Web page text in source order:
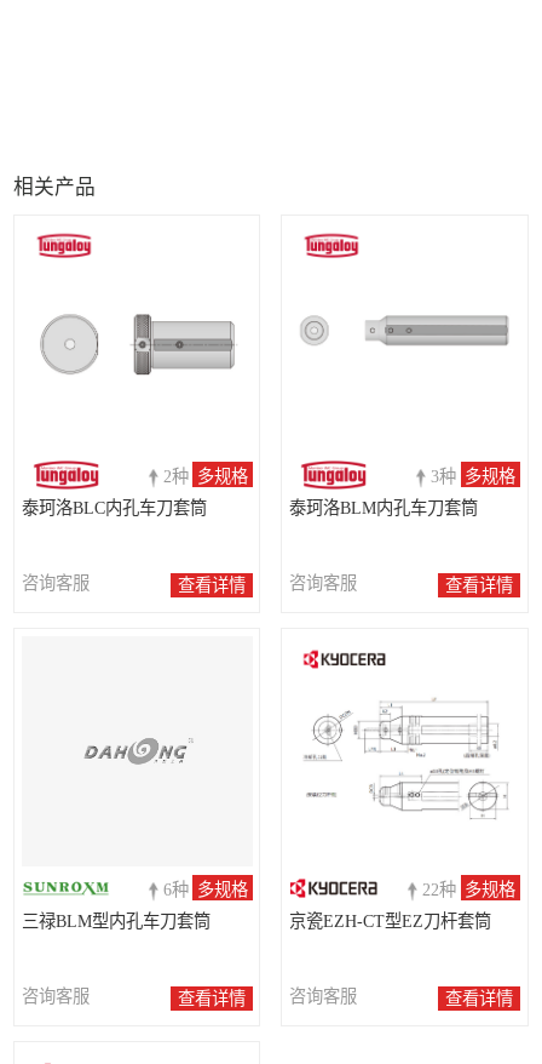
相关产品
2种 多规格
泰珂洛BLC内孔车刀套筒
咨询客服 查看详情
3种 多规格
泰珂洛BLM内孔车刀套筒
咨询客服 查看详情
6种 多规格
三禄BLM型内孔车刀套筒
咨询客服 查看详情
22种 多规格
京瓷EZH-CT型EZ刀杆套筒
咨询客服 查看详情